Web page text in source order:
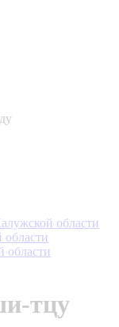
области
области
области
тцу